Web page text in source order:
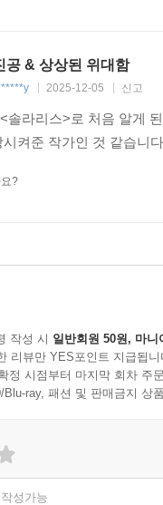
라는 형식을 취해야만
연대기』
았다는 것!
』
해제되며 한창 풍요를
16세 중장』
공 & 상상된 위대함
2025-12-05 신고
솔라리스>로 처음 알게
켜준 작가인 것 같습니
?
작성 시 일반회원 50원, 마니
리뷰만 YES포인트 지급됩니
정 시점부터 마지막 회차 주
Blu-ray, 패션 및 판매금지 상
성가능